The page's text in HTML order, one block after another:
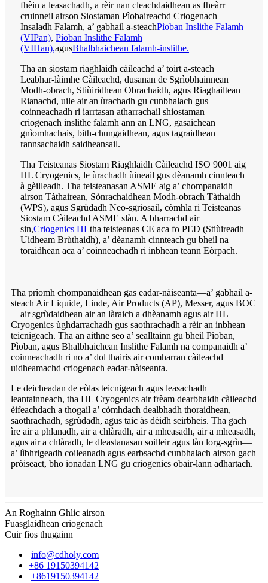
fhèin a leasachadh, a rèir nan cleachdaidhean as fheàrr
cruinneil airson Siostaman Pìobaireachd Criogenach
Insaladh Falamh, a’ gabhail a-steachPìoban Inslithe Falamh
(VIPan), Pìoban Inslithe Falamh
(VIHan),agusBhalbhaichean falamh-inslithe.
Tha an siostam riaghlaidh càileachd a’ toirt a-steach
Leabhar-làimhe Càileachd, dusanan de Sgrìobhainnean
Modh-obrach, Stiùiridhean Obrachaidh, agus Riaghailtean
Rianachd, uile air an ùrachadh gu cunbhalach gus
coinneachadh ri iarrtasan atharrachail shiostaman
criogenach inslithe falamh ann an LNG, gasaichean
gnìomhachais, bith-chungaidhean, agus tagraidhean
rannsachaidh saidheansail.
Tha Teisteanas Siostam Riaghlaidh Càileachd ISO 9001 aig
HL Cryogenics, le ùrachadh ùineail gus dèanamh cinnteach
à gèilleadh. Tha teisteanasan ASME aig a’ chompanaidh
airson Tàthairean, Sònrachaidhean Modh-obrach Tàthaidh
(WPS), agus Sgrùdadh Neo-sgriosail, còmhla ri Teisteanas
Siostam Càileachd ASME slàn. A bharrachd air
sin,Criogenics HLtha teisteanas CE aca fo PED (Stiùireadh
Uidheam Brùthaidh), a’ dèanamh cinnteach gu bheil na
toraidhean aca a’ coinneachadh ri inbhean teann Eòrpach.
Tha prìomh chompanaidhean gas eadar-nàiseanta—a’ gabhail a-
steach Air Liquide, Linde, Air Products (AP), Messer, agus BOC
—air sgrùdaidhean air an làraich a dhèanamh agus air HL
Cryogenics ùghdarrachadh gus saothrachadh a rèir an inbhean
teicnigeach. Tha an aithne seo a’ sealltainn gu bheil Pìoban,
Pìoban, agus Bhalbhaichean Inslithe Falamh na companaidh a’
coinneachadh ri no a’ dol thairis air comharran càileachd
uidheamachd criogenach eadar-nàiseanta.
Le deicheadan de eòlas teicnigeach agus leasachadh
leantainneach, tha HL Cryogenics air frèam dearbhaidh càileachd
èifeachdach a thogail a’ còmhdach dealbhadh thoraidhean,
saothrachadh, sgrùdadh, agus taic às dèidh seirbheis. Tha gach
ìre air a phlanadh, air a chlàradh, air a mheasadh, air a mheasadh,
agus air a chlàradh, le dleastanasan soilleir agus làn lorg-sgrìn—
a’ lìbhrigeadh coileanadh agus earbsachd cunbhalach airson gach
pròiseact, bho ionadan LNG gu criogenics obair-lann adhartach.
An Roghainn Ghlic airson
Fuasglaidhean criogenach
Cuir fios thugainn
info@cdholy.com
+86 19150394142
+8619150394142